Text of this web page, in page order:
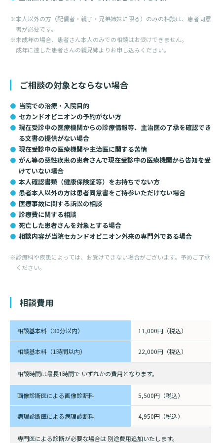
数字で見る
臨床研究に関する情報公開について（オプトアウト）
特長
東部病院の特長
一歩先の医療の提供
広報誌「とーぶたいむ」
公式SNSアカウント一覧
入院が決まったら
入院中の過ごし方
ご来院にあたって
交通アクセス
院内のルールについて
フロアマップ
院内施設のご案内
LINEサービスについて
東部病院の就労支援サービス
診療記録（カルテ）の開示について
よくあるご質問
医療機関様からのよくあるご質問
連携登録医制度
訪問看護指示書について
医療関係者向け講習・研修
人材開発センター
当院退職後のカルテ閲覧手続きについて
当院退職後のカルテ閲覧手続き
病院ボランティア募集
ご寄付のお願い
クラウドファンディング
診療予約
予約変更・確認
ご相談・お問い合わせ
※本人以外の方（配偶者・親子・兄弟姉妹に限る）のみの相談は、患者同意
書が必要です。
※未成年の場合、患者さん本人のみでの相談はお受けできません。
成年に達した患者さんの親兄姉よりお申し込みください。
ご相談の対象とならない場合
当院での治療・入院目的
セカンドオピニオンの予約がない方
現在受診中の医療機関からの診療情報等、主治医の了承を確認でき
る文書の提供がない場合
現在受診中の医療機関や主治医に関する苦情
がん等の悪性疾患の患者さんで現在受診中の医療機関から告知を受
けていない場合
本人確認書類（健康保険証等）をお持ちでない方
患者本人以外の方は患者同意書をご持参いただけない場合
医療事故に関する訴訟の相談
診療費に関する相談
死亡した患者さんを対象とする場合
相談内容が当院セカンドオピニオン外来の専門外である場合
※診療科や疾患によっては、お受けできない場合がございます。予めご了承
ください。
相談費用
相談基本料（30分以内） 11,000円（税込）
相談基本料（1時間以内） 22,000円（税込）
相談時間は最長1時間で いずれかの費用となります。
画像診断医による画像診断料 5,500円（税込）
病理診断医による病理診断料 4,950円（税込）
専門医による診断が必要な場合は 別途費用追加いたします。